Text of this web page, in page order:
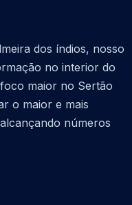
dos índios, nosso
no interior do
maior no Sertão
o maior e mais
números